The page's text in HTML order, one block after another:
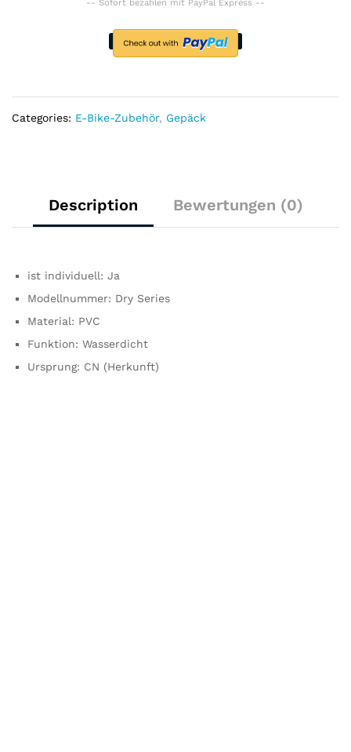
Stamm
quantity
-- Sofort bezahlen mit PayPal Express --
Categories: E-Bike-Zubehör, Gepäck
Description Bewertungen (0)
ist individuell: Ja
Modellnummer: Dry Series
Material: PVC
Funktion: Wasserdicht
Ursprung: CN (Herkunft)